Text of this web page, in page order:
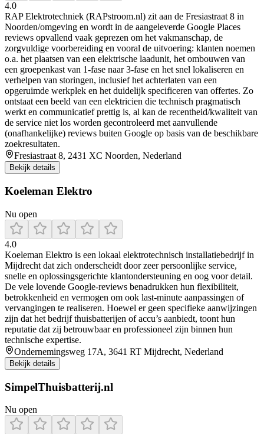
4.0
RAP Elektrotechniek (RAPstroom.nl) zit aan de Fresiastraat 8 in
Noorden/omgeving en wordt in de aangeleverde Google Places
reviews opvallend vaak geprezen om het vakmanschap, de
zorgvuldige voorbereiding en vooral de uitvoering: klanten noemen
o.a. het plaatsen van een elektrische laadunit, het ombouwen van
een groepenkast van 1-fase naar 3-fase en het snel lokaliseren en
verhelpen van storingen, inclusief het achterlaten van een
opgeruimde werkplek en het duidelijk specificeren van offertes. Zo
ontstaat een beeld van een elektricien die technisch pragmatisch
werkt en communicatief prettig is, al kan de recentheid/kwaliteit van
de service niet los worden gecontroleerd met aanvullende
(onafhankelijke) reviews buiten Google op basis van de beschikbare
zoekresultaten.
Fresiastraat 8, 2431 XC Noorden, Nederland
Bekijk details
Koeleman Elektro
Nu open
4.0
Koeleman Elektro is een lokaal elektrotechnisch installatiebedrijf in
Mijdrecht dat zich onderscheidt door zeer persoonlijke service,
snelle en oplossingsgerichte klantondersteuning en oog voor detail.
De vele lovende Google-reviews benadrukken hun flexibiliteit,
betrokkenheid en vermogen om ook last-minute aanpassingen of
vervangingen te realiseren. Hoewel er geen specifieke aanwijzingen
zijn dat het bedrijf thuisbatterijen of accu’s aanbiedt, toont hun
reputatie dat zij betrouwbaar en professioneel zijn binnen hun
technische expertise.
Ondernemingsweg 17A, 3641 RT Mijdrecht, Nederland
Bekijk details
SimpelThuisbatterij.nl
Nu open